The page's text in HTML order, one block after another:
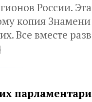
России.
копия
Все вместе